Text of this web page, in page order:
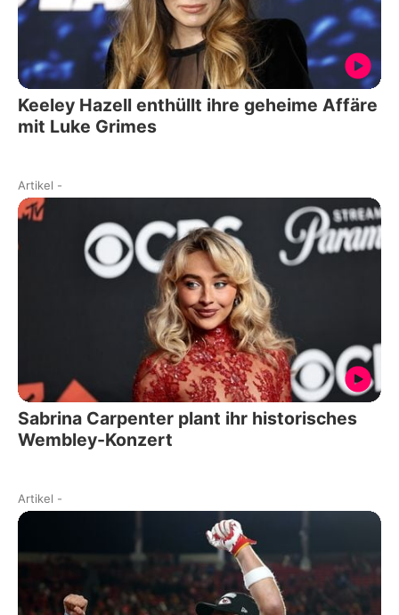
Keeley Hazell enthüllt ihre geheime Affäre
mit Luke Grimes
Artikel -
Sabrina Carpenter plant ihr historisches
Wembley-Konzert
Artikel -